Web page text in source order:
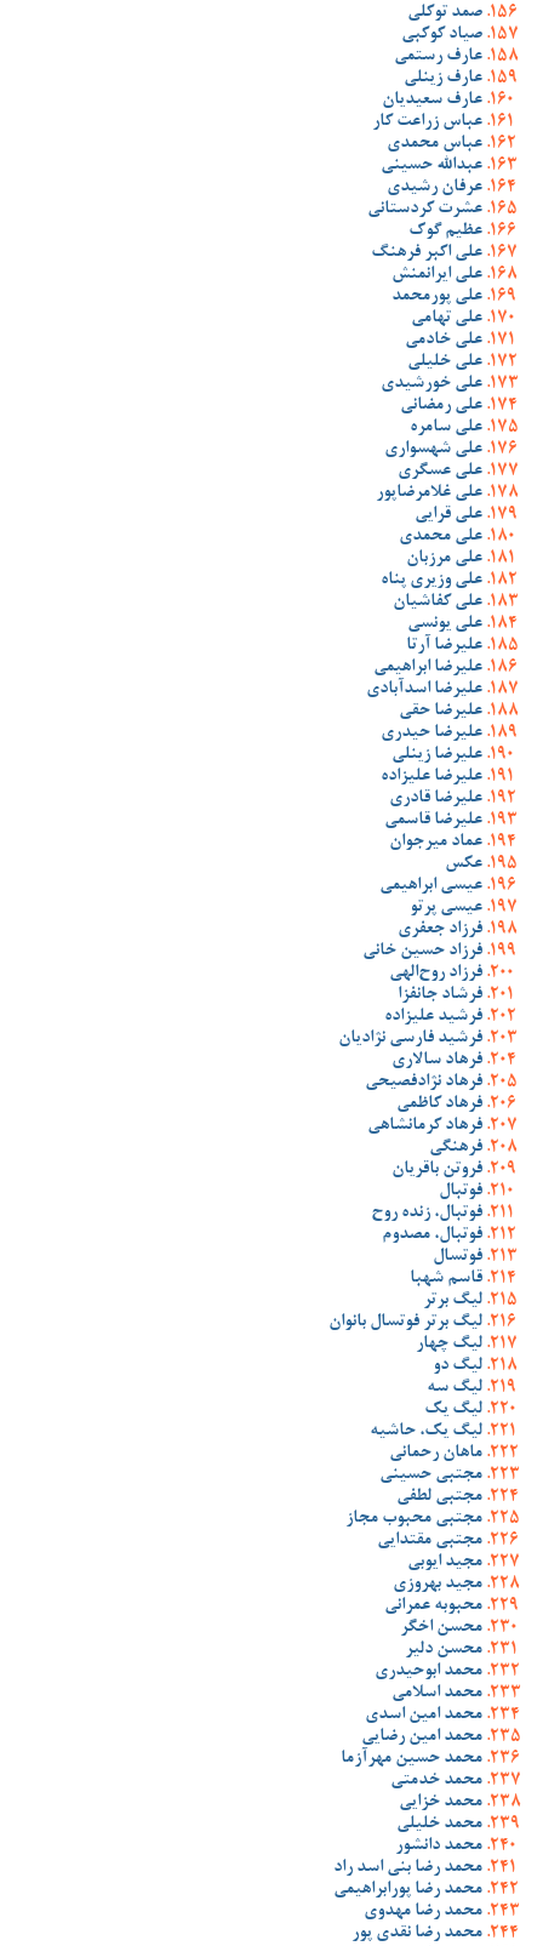
صمد توکلی
صیاد کوکبی
عارف رستمی
عارف زینلی
عارف سعیدیان
عباس زراعت کار
عباس محمدی
عبدالله حسینی
عرفان رشیدی
عشرت کردستانی
عظیم گوک
علی اکبر فرهنگ
علی ایرانمنش
علی پورمحمد
علی تهامی
علی خادمی
علی خلیلی
علی خورشیدی
علی رمضانی
علی سامره
علی شهسواری
علی عسگری
علی غلامرضاپور
علی قرایی
علی محمدی
علی مرزبان
علی وزیری پناه
علی کفاشیان
علی یونسی
علیرضا آرتا
علیرضا ابراهیمی
علیرضا اسدآبادی
علیرضا حقی
علیرضا حیدری
علیرضا زینلی
علیرضا علیزاده
علیرضا قادری
علیرضا قاسمی
عماد میرجوان
عکس
عیسی ابراهیمی
عیسی پرتو
فرزاد جعفری
فرزاد حسین خانی
فرزاد روح‌الهی
فرشاد جانفزا
فرشید علیزاده
فرشید فارسی نژادیان
فرهاد سالاری
فرهاد نژادفصیحی
فرهاد کاظمی
فرهاد کرمانشاهی
فرهنگی
فروتن باقریان
فوتبال
فوتبال، زنده روح
فوتبال، مصدوم
فوتسال
قاسم شهبا
لیگ برتر
لیگ برتر فوتسال بانوان
لیگ چهار
لیگ دو
لیگ سه
لیگ یک
لیگ یک، حاشیه
ماهان رحمانی
مجتبی حسینی
مجتبی لطفی
مجتبی محبوب مجاز
مجتبی مقتدایی
مجید ایوبی
مجید بهروزی
محبوبه عمرانی
محسن اخگر
محسن دلیر
محمد ابوحیدری
محمد اسلامی
محمد امین اسدی
محمد امین رضایی
محمد حسین مهرآزما
محمد خدمتی
محمد خزایی
محمد خلیلی
محمد دانشور
محمد رضا بنی اسد راد
محمد رضا پورابراهیمی
محمد رضا مهدوی
محمد رضا نقدی پور